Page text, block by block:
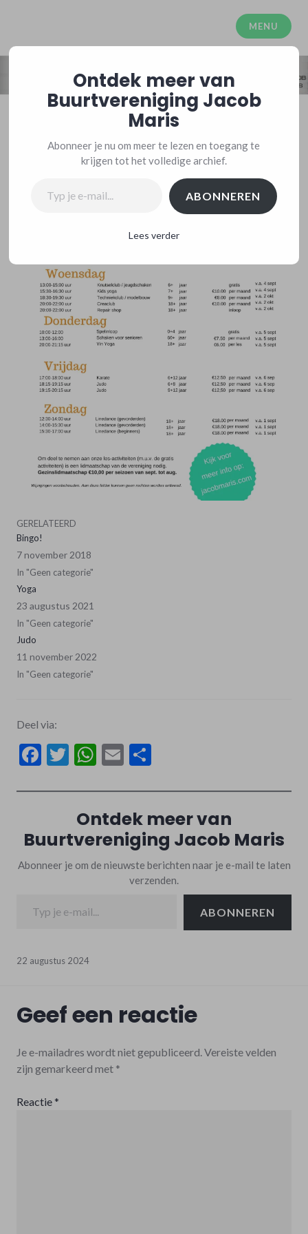
inhoud
MENU
GERELATEERD
Bingo!
7 november 2018
In "Geen categorie"
Yoga
23 augustus 2021
In "Geen categorie"
Judo
11 november 2022
In "Geen categorie"
Deel via:
Facebook
Twitter
WhatsApp
Email
Ontdek meer van
Buurtvereniging Jacob Maris
Abonneer je om de nieuwste berichten naar je e-mail te laten
verzenden.
ABONNEREN
22 augustus 2024
Geef een reactie
Je e-mailadres wordt niet gepubliceerd.Vereiste velden
zijn gemarkeerd met *
Reactie*
Ontdek meer van
Buurtvereniging Jacob
Maris
Abonneer je nu om meer te lezen en toegang te
krijgen tot het volledige archief.
ABONNEREN
Lees verder